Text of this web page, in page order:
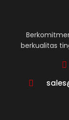
berkualitas